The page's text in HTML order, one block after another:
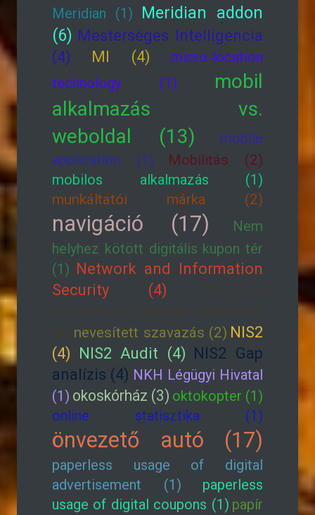
Meridian (1)
Meridian addon
(6) Mesterséges Intelligencia
(4)
MI (4)
micro-location
technology (1)
mobil
alkalmazás vs.
weboldal (13)
mobile
application (1)
Mobilitás (2)
mobilos alkalmazás (1)
munkáltatói márka (2)
navigáció (17)
Nem
helyhez kötött digitális kupon tér
(1) Network and Information
Security (4)
nevesített szavazás (2) NIS2
(4) NIS2 Audit (4) NIS2 Gap
analízis (4) NKH Légügyi Hivatal
(1) okoskórház (3) oktokopter (1)
online statisztika (1)
önvezető autó (17)
paperless usage of digital
advertisement (1)
paperless
usage of digital coupons (1) papír